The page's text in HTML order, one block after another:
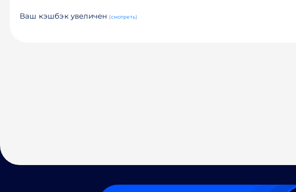
Ваш кэшбэк увеличен (смотреть)